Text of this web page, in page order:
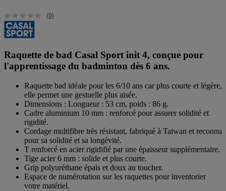
(0)
Raquette de bad Casal Sport init 4, conçue pour
l'apprentissage du badminton dès 6 ans.
Raquette bad idéale pour les 6/10 ans car plus courte et légère,
elle permet une gestuelle plus aisée.
Dimensions : Longueur : 53 cm, poids : 86 g.
Cadre aluminium 10 mm : renforcé pour assurer solidité et
rigidité.
Cordage multifibre très résistant, fabriqué à Taiwan et reconnu
pour sa solidité et sa longévité.
T renforcé en acier rigidifié par une épaisseur supplémentaire.
Tige acier 6 mm : solide et plus courte.
Grip polyuréthane épais et doux au toucher.
Espace de numérotation sur les raquettes pour inventorier
votre matériel.